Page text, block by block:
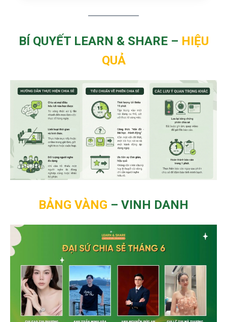
BÍ QUYẾT LEARN & SHARE – HIỆU
QUẢ
BẢNG VÀNG – VINH DANH